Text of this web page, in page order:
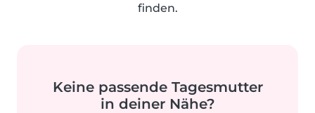
finden.
Keine passende Tagesmutter
in deiner Nähe?